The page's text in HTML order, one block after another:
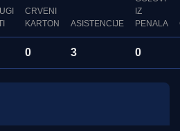
CRVENI
KARTON
ASISTENCIJE
IZ
PENALA
0 3 0